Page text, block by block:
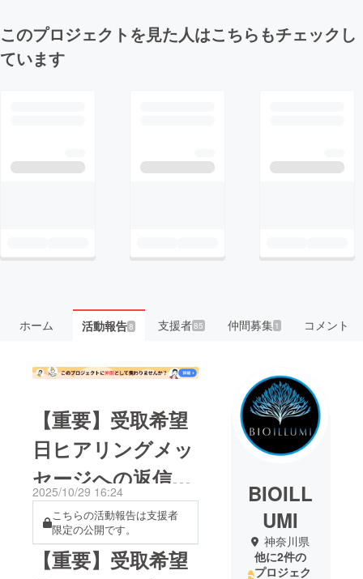
このプロジェクトを見た人はこちらもチェックし
ています
ホーム 活動報告8 支援者85 仲間募集 1 コメント
【重要】受取希望
日ヒアリングメッ
セージへの返信に
関しまして
2025/10/29 16:24
こちらの活動報告は支援者
限定の公開です。
【重要】受取希望
BIOILL
UMI
神奈川県
他に2件の
プロジェク